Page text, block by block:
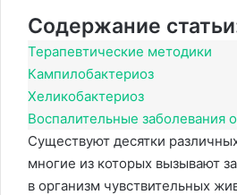
Содержание
Терапевтические методики
Кампилобактериоз
Хеликобактериоз
Воспалительные заболевания
Существуют десятки
многие из которых вызывают
в организм чувствительных